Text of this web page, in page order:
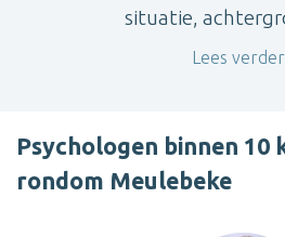
situatie,
Lees verder
Psychologen binnen 10
rondom Meulebeke